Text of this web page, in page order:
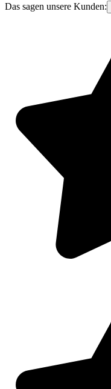
Das sagen unsere Kunden: